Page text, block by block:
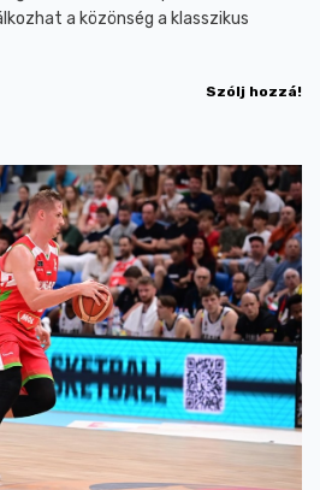
a közönség a klasszikus
Szólj hozzá!